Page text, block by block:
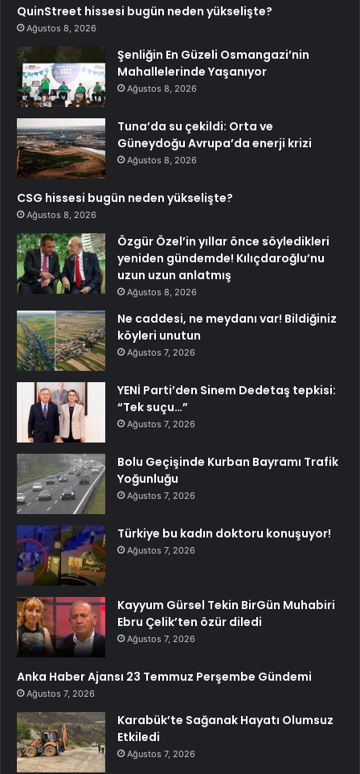
QuinStreet hissesi bugün neden yükselişte?
Ağustos 8, 2026
Şenliğin En Güzeli Osmangazi’nin
Mahallelerinde Yaşanıyor
Ağustos 8, 2026
Tuna’da su çekildi: Orta ve
Güneydoğu Avrupa’da enerji krizi
Ağustos 8, 2026
CSG hissesi bugün neden yükselişte?
Ağustos 8, 2026
Özgür Özel’in yıllar önce söyledikleri
yeniden gündemde! Kılıçdaroğlu’nu
uzun uzun anlatmış
Ağustos 8, 2026
Ne caddesi, ne meydanı var! Bildiğiniz
köyleri unutun
Ağustos 7, 2026
YENİ Parti’den Sinem Dedetaş tepkisi:
“Tek suçu…”
Ağustos 7, 2026
Bolu Geçişinde Kurban Bayramı Trafik
Yoğunluğu
Ağustos 7, 2026
Türkiye bu kadın doktoru konuşuyor!
Ağustos 7, 2026
Kayyum Gürsel Tekin BirGün Muhabiri
Ebru Çelik’ten özür diledi
Ağustos 7, 2026
Anka Haber Ajansı 23 Temmuz Perşembe Gündemi
Ağustos 7, 2026
Karabük’te Sağanak Hayatı Olumsuz
Etkiledi
Ağustos 7, 2026